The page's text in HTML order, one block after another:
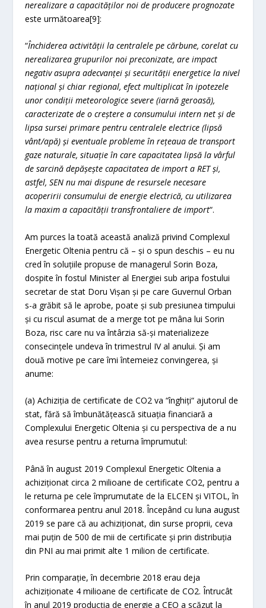
nerealizare a capacităților noi de producere prognozate
este următoarea[9]:
“Închiderea activității la centralele pe cărbune, corelat cu
nerealizarea grupurilor noi preconizate, are impact
negativ asupra adecvanței și securității energetice la nivel
național și chiar regional, efect multiplicat în ipotezele
unor condiții meteorologice severe (iarnă geroasă),
caracterizate de o creștere a consumului intern net și de
lipsa sursei primare pentru centralele electrice (lipsă
vânt/apă) și eventuale probleme în rețeaua de transport
gaze naturale, situație în care capacitatea lipsă la vârful
de sarcină depășește capacitatea de import a RET și,
astfel, SEN nu mai dispune de resursele necesare
acoperirii consumului de energie electrică, cu utilizarea
la maxim a capacității transfrontaliere de import“.
Am purces la toată această analiză privind Complexul
Energetic Oltenia pentru că – și o spun deschis – eu nu
cred în soluțiile propuse de managerul Sorin Boza,
dospite în fostul Minister al Energiei sub aripa fostului
secretar de stat Doru Vișan și pe care Guvernul Orban
s-a grăbit să le aprobe, poate și sub presiunea timpului
și cu riscul asumat de a merge tot pe mâna lui Sorin
Boza, risc care nu va întârzia să-și materializeze
consecințele undeva în trimestrul IV al anului. Și am
două motive pe care îmi întemeiez convingerea, și
anume:
(a) Achiziția de certificate de CO2va “înghiți“ ajutorul de
stat, fără să îmbunătățească situația financiară a
Complexului Energetic Oltenia și cu perspectiva de a nu
avea resurse pentru a returna împrumutul:
Până în august 2019 Complexul Energetic Oltenia a
achiziționat circa 2 milioane de certificate CO2, pentru a
le returna pe cele împrumutate de la ELCEN și VITOL, în
conformarea pentru anul 2018. Începând cu luna august
2019 se pare că au achiziționat, din surse proprii, ceva
mai puțin de 500 de mii de certificate și prin distribuția
din PNI au mai primit alte 1 milion de certificate.
Prin comparație, în decembrie 2018 erau deja
achiziționate 4 milioane de certificate de CO2. Întrucât
în anul 2019 producția de energie a CEO a scăzut la